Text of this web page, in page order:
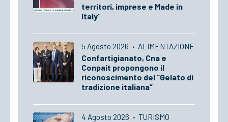
territori, imprese e Made in
Italy'
5 Agosto 2026 · ALIMENTAZIONE
Confartigianato, Cna e
Conpait propongono il
riconoscimento del “Gelato di
tradizione italiana”
4 Agosto 2026 · TURISMO